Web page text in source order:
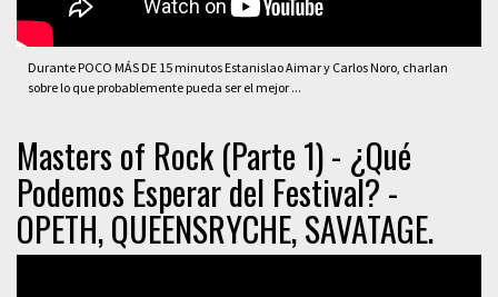
Durante POCO MÁS DE 15 minutos Estanislao Aimar y Carlos Noro, charlan
sobre lo que probablemente pueda ser el mejor ...
Masters of Rock (Parte 1) - ¿Qué
Podemos Esperar del Festival? -
OPETH, QUEENSRYCHE, SAVATAGE.